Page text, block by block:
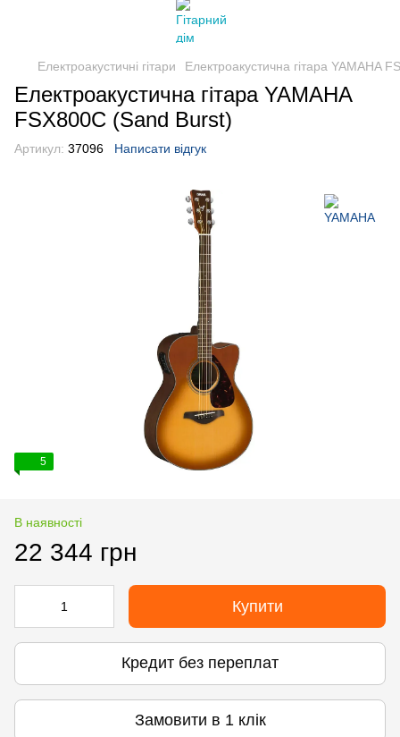
Електроакустичні гітари Електроакустична гітара YAMAHA
Електроакустична гітара YAMAHA
FSX800C (Sand Burst)
Артикул: 37096 Написати відгук
5
В наявності
22 344 грн
Купити
Кредит без переплат
Замовити в 1 клік